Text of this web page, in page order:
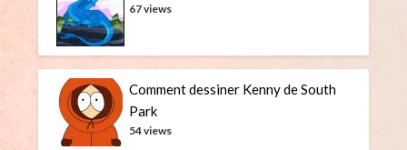
67 views
Comment dessiner Kenny de South
Park
54 views